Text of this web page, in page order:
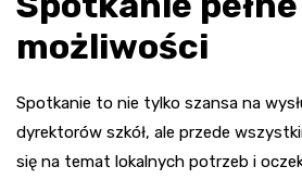
możliwości
Spotkanie to nie tylko szansa na
dyrektorów szkół, ale przede
się na temat lokalnych potrzeb i